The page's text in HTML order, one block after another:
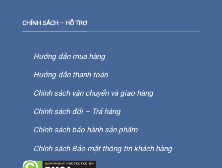
CHÍNH SÁCH – HỖ TRỢ
Hướng dẫn mua hàng
Hướng dẫn thanh toán
Chính sách vận chuyển và giao hàng
Chính sách đổi – Trả hàng
Chính sách bảo hành sản phẩm
Chính sách Bảo mật thông tin khách hàng